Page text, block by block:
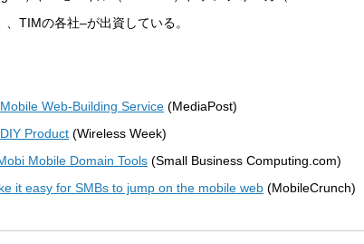
TIMの各社–が出資している。
Web-Building Service (MediaPost)
Product (Wireless Week)
Mobile Domain Tools (Small Business Computing.com)
it easy for SMBs to jump on the mobile web (MobileCrunch)